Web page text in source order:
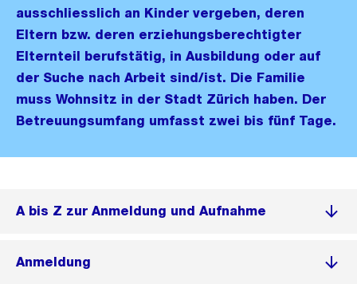
ausschliesslich an Kinder vergeben, deren
Eltern bzw. deren erziehungsberechtigter
Elternteil berufstätig, in Ausbildung oder auf
der Suche nach Arbeit sind/ist. Die Familie
muss Wohnsitz in der Stadt Zürich haben. Der
Betreuungsumfang umfasst zwei bis fünf Tage.
A bis Z zur Anmeldung und Aufnahme
Anmeldung